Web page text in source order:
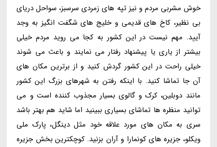
خوش مشربی مردم و نیز تپه های زمردی سرسبز، سواحل دریای
بی نظیر، کاخ های قدیمی و خلیج های شگفت انگیز به وجد
آیید. مهم نیست در این کشور به کجا می روید مردم خیلی
بیشتر از یاری یا پیشنهاد رفتار می نمایند و باعث می شوند
خیلی راحت در این کشور گردش کنید و از برترین مکان های
آن جا تماشا کنید. با اینکه رفتن به شهرهای بزرگ این کشور
مانند دوبلین، کرک و گالوی بسیار مجذوب کننده است و می
توانید منظره ها تماشای بسیاری ببینید اما شاید هم بهتر باشد
سری به مکان های مورد علاقه خود مثل دینگل، پارک ملی
ویکلو، جزیره های کونمارا و آران بزنید. کوچکترین بخش جزیره